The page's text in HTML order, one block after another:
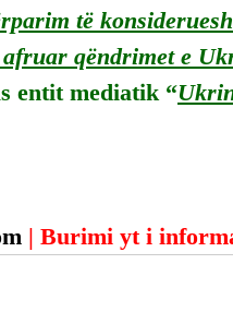
të
qëndrimet e
entit mediatik “
| Burimi yt i